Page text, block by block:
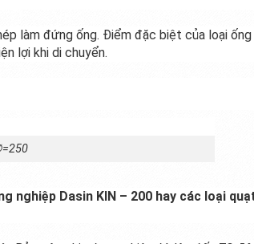
làm đứng ống. Điểm đặc biệt của loại ống
lợi khi di chuyển.
nghiệp Dasin KIN – 200 hay các loại